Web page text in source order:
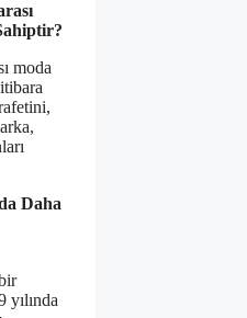
moda
Daha
yılında